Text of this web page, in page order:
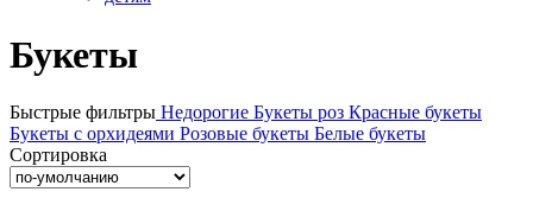
Букеты
Быстрые фильтры Недорогие Букеты роз Красные букеты
Букеты с орхидеями Розовые букеты Белые букеты
Сортировка